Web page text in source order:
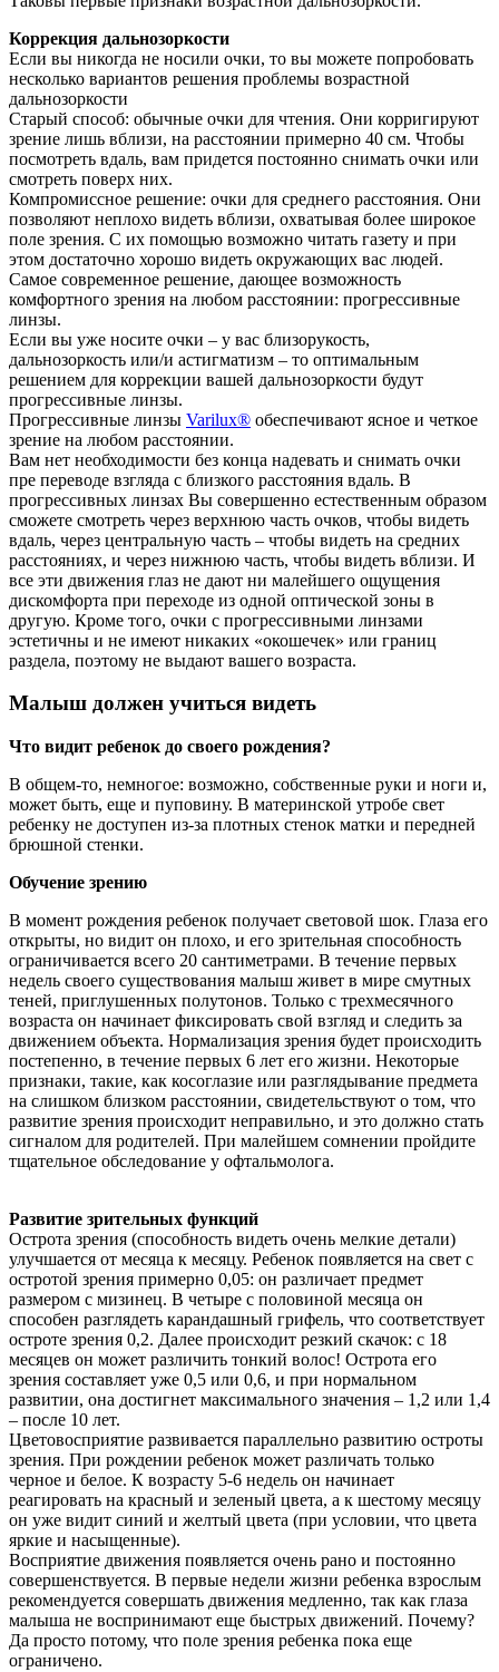
Коррекция дальнозоркости
Если вы никогда не носили очки, то вы можете попробовать
несколько вариантов решения проблемы возрастной
дальнозоркости
Старый способ: обычные очки для чтения. Они корригируют
зрение лишь вблизи, на расстоянии примерно 40 см. Чтобы
посмотреть вдаль, вам придется постоянно снимать очки или
смотреть поверх них.
Компромиссное решение: очки для среднего расстояния. Они
позволяют неплохо видеть вблизи, охватывая более широкое
поле зрения. С их помощью возможно читать газету и при
этом достаточно хорошо видеть окружающих вас людей.
Самое современное решение, дающее возможность
комфортного зрения на любом расстоянии: прогрессивные
линзы.
Если вы уже носите очки – у вас близорукость,
дальнозоркость или/и астигматизм – то оптимальным
решением для коррекции вашей дальнозоркости будут
прогрессивные линзы.
Прогрессивные линзы Varilux® обеспечивают ясное и четкое
зрение на любом расстоянии.
Вам нет необходимости без конца надевать и снимать очки
пре переводе взгляда с близкого расстояния вдаль. В
прогрессивных линзах Вы совершенно естественным образом
сможете смотреть через верхнюю часть очков, чтобы видеть
вдаль, через центральную часть – чтобы видеть на средних
расстояниях, и через нижнюю часть, чтобы видеть вблизи. И
все эти движения глаз не дают ни малейшего ощущения
дискомфорта при переходе из одной оптической зоны в
другую. Кроме того, очки с прогрессивными линзами
эстетичны и не имеют никаких «окошечек» или границ
раздела, поэтому не выдают вашего возраста.
Малыш должен учиться видеть
Что видит ребенок до своего рождения?
В общем-то, немногое: возможно, собственные руки и ноги и,
может быть, еще и пуповину. В материнской утробе свет
ребенку не доступен из-за плотных стенок матки и передней
брюшной стенки.
Обучение зрению
В момент рождения ребенок получает световой шок. Глаза его
открыты, но видит он плохо, и его зрительная способность
ограничивается всего 20 сантиметрами. В течение первых
недель своего существования малыш живет в мире смутных
теней, приглушенных полутонов. Только с трехмесячного
возраста он начинает фиксировать свой взгляд и следить за
движением объекта. Нормализация зрения будет происходить
постепенно, в течение первых 6 лет его жизни. Некоторые
признаки, такие, как косоглазие или разглядывание предмета
на слишком близком расстоянии, свидетельствуют о том, что
развитие зрения происходит неправильно, и это должно стать
сигналом для родителей. При малейшем сомнении пройдите
тщательное обследование у офтальмолога.
Развитие зрительных функций
Острота зрения (способность видеть очень мелкие детали)
улучшается от месяца к месяцу. Ребенок появляется на свет с
остротой зрения примерно 0,05: он различает предмет
размером с мизинец. В четыре с половиной месяца он
способен разглядеть карандашный грифель, что соответствует
остроте зрения 0,2. Далее происходит резкий скачок: с 18
месяцев он может различить тонкий волос! Острота его
зрения составляет уже 0,5 или 0,6, и при нормальном
развитии, она достигнет максимального значения – 1,2 или 1,4
– после 10 лет.
Цветовосприятие развивается параллельно развитию остроты
зрения. При рождении ребенок может различать только
черное и белое. К возрасту 5-6 недель он начинает
реагировать на красный и зеленый цвета, а к шестому месяцу
он уже видит синий и желтый цвета (при условии, что цвета
яркие и насыщенные).
Восприятие движения появляется очень рано и постоянно
совершенствуется. В первые недели жизни ребенка взрослым
рекомендуется совершать движения медленно, так как глаза
малыша не воспринимают еще быстрых движений. Почему?
Да просто потому, что поле зрения ребенка пока еще
ограничено.